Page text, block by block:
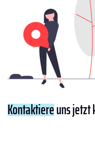
Kontaktiereuns jetzt